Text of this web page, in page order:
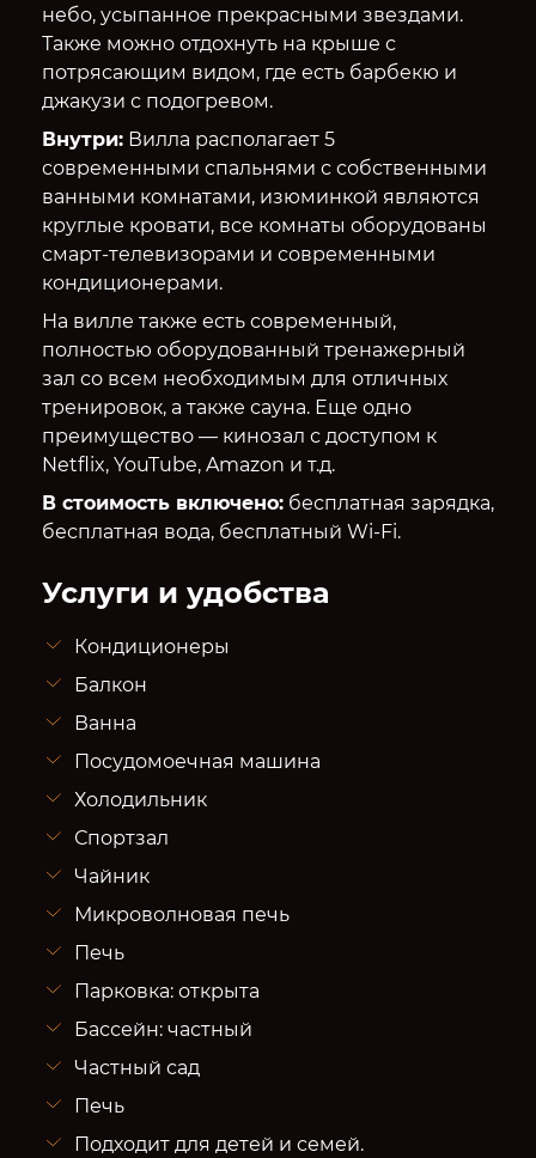
небо, усыпанное прекрасными звездами.
Также можно отдохнуть на крыше с
потрясающим видом, где есть барбекю и
джакузи с подогревом.
Внутри:Вилла располагает 5
современными спальнями с собственными
ванными комнатами, изюминкой являются
круглые кровати, все комнаты оборудованы
смарт-телевизорами и современными
кондиционерами.
На вилле также есть современный,
полностью оборудованный тренажерный
зал со всем необходимым для отличных
тренировок, а также сауна. Еще одно
преимущество — кинозал с доступом к
Netflix, YouTube, Amazon и т.д.
В стоимость включено:бесплатная зарядка,
бесплатная вода, бесплатный Wi-Fi.
Услуги и удобства
Кондиционеры
Балкон
Ванна
Посудомоечная машина
Холодильник
Спортзал
Чайник
Микроволновая печь
Печь
Парковка: открыта
Бассейн: частный
Частный сад
Печь
Подходит для детей и семей.